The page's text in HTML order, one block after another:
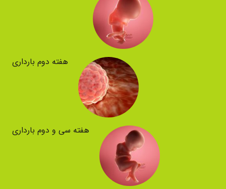
هفته دوم بارداری
هفته سی و دوم بارداری